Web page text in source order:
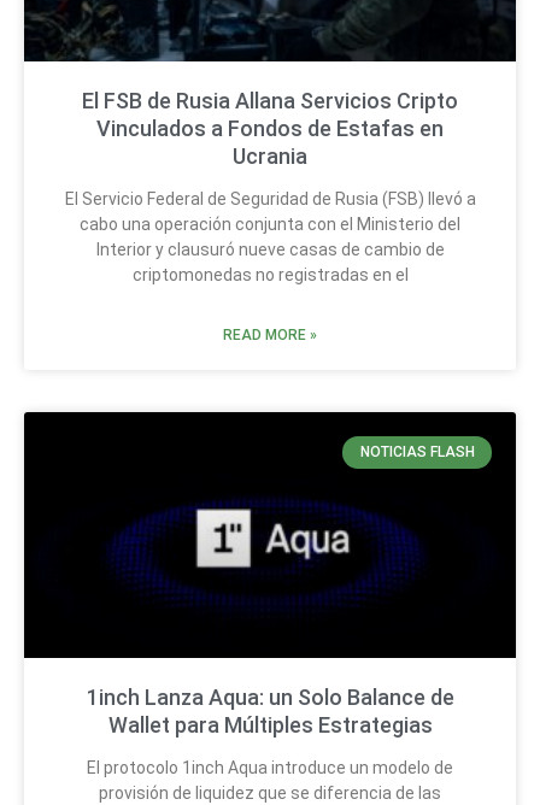
El FSB de Rusia Allana Servicios Cripto
Vinculados a Fondos de Estafas en
Ucrania
El Servicio Federal de Seguridad de Rusia (FSB) llevó a
cabo una operación conjunta con el Ministerio del
Interior y clausuró nueve casas de cambio de
criptomonedas no registradas en el
READ MORE »
NOTICIAS FLASH
1inch Lanza Aqua: un Solo Balance de
Wallet para Múltiples Estrategias
El protocolo 1inch Aqua introduce un modelo de
provisión de liquidez que se diferencia de las